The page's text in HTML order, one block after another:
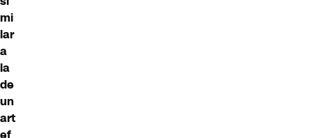
mi
lar
a
la
de
un
art